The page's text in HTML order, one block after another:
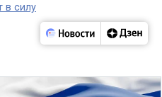
в силу